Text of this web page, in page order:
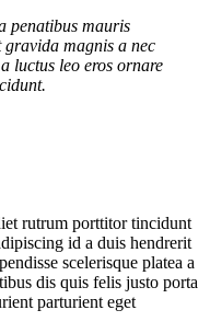
penatibus mauris
gravida magnis a nec
luctus leo eros ornare
rutrum porttitor tincidunt
id a duis hendrerit
scelerisque platea a
dis quis felis justo porta
parturient eget